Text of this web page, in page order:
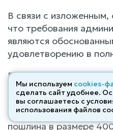
В связи с
что требования
являются
удовлетворению в
В соответствии с ч.1
ответчика в доход
из суммы
подлежит взысканию
пошлина в размере
Мы используем cookies-
сделать сайт удобнее.
вы соглашаетесь с
использования файлов